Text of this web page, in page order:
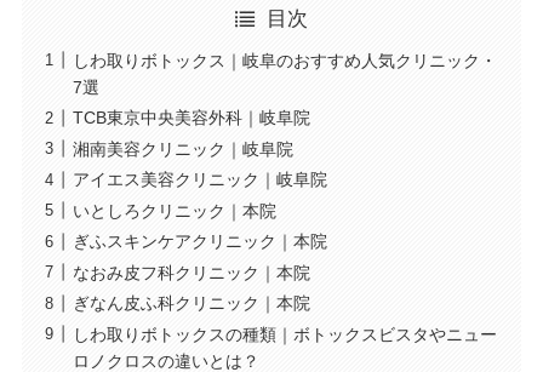
目次
しわ取りボトックス｜岐阜のおすすめ人気クリニック・
7選
TCB東京中央美容外科｜岐阜院
湘南美容クリニック｜岐阜院
アイエス美容クリニック｜岐阜院
いとしろクリニック｜本院
ぎふスキンケアクリニック｜本院
なおみ皮フ科クリニック｜本院
ぎなん皮ふ科クリニック｜本院
しわ取りボトックスの種類｜ボトックスビスタやニュー
ロノクロスの違いとは？